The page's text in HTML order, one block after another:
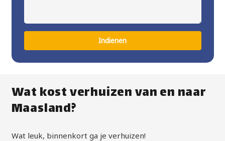
Indienen
Wat kost verhuizen van en naar
Maasland?
Wat leuk, binnenkort ga je verhuizen!